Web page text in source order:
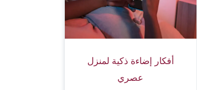
أفكار إضاءة ذكية لمنزل
عصري